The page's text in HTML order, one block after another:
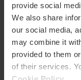
provide social
We also share
our social media,
may combine it
provided to them
of their services.
También